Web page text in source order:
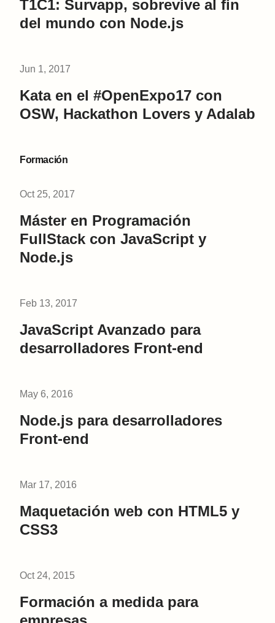
T1C1: Survapp, sobrevive al fin
del mundo con Node.js
Jun 1, 2017
Kata en el #OpenExpo17 con
OSW, Hackathon Lovers y Adalab
Formación
Oct 25, 2017
Máster en Programación
FullStack con JavaScript y
Node.js
Feb 13, 2017
JavaScript Avanzado para
desarrolladores Front-end
May 6, 2016
Node.js para desarrolladores
Front-end
Mar 17, 2016
Maquetación web con HTML5 y
CSS3
Oct 24, 2015
Formación a medida para